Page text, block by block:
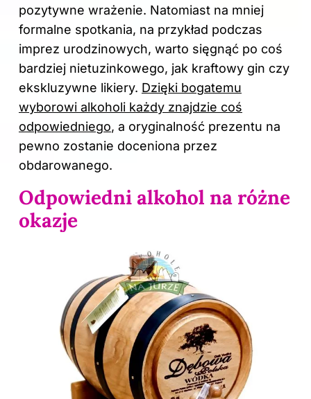
pozytywne wrażenie. Natomiast na mniej
formalne spotkania, na przykład podczas
imprez urodzinowych, warto sięgnąć po coś
bardziej nietuzinkowego, jak kraftowy gin czy
ekskluzywne likiery. Dzięki bogatemu
wyborowi alkoholi każdy znajdzie coś
odpowiedniego, a oryginalność prezentu na
pewno zostanie doceniona przez
obdarowanego.
Odpowiedni alkohol na różne
okazje